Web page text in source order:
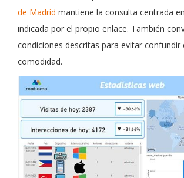
de Madrid mantiene la consulta centrada
indicada por el propio enlace. También
condiciones descritas para evitar confundir
comodidad.